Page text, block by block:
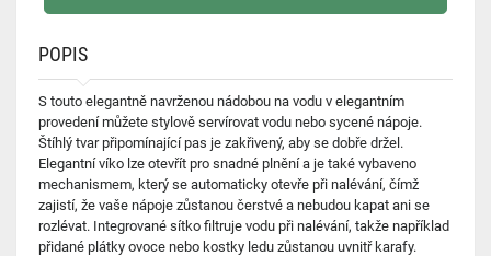
POPIS
S touto elegantně navrženou nádobou na vodu v elegantním
provedení můžete stylově servírovat vodu nebo sycené nápoje.
Štíhlý tvar připomínající pas je zakřivený, aby se dobře držel.
Elegantní víko lze otevřít pro snadné plnění a je také vybaveno
mechanismem, který se automaticky otevře při nalévání, čímž
zajistí, že vaše nápoje zůstanou čerstvé a nebudou kapat ani se
rozlévat. Integrované sítko filtruje vodu při nalévání, takže například
přidané plátky ovoce nebo kostky ledu zůstanou uvnitř karafy.